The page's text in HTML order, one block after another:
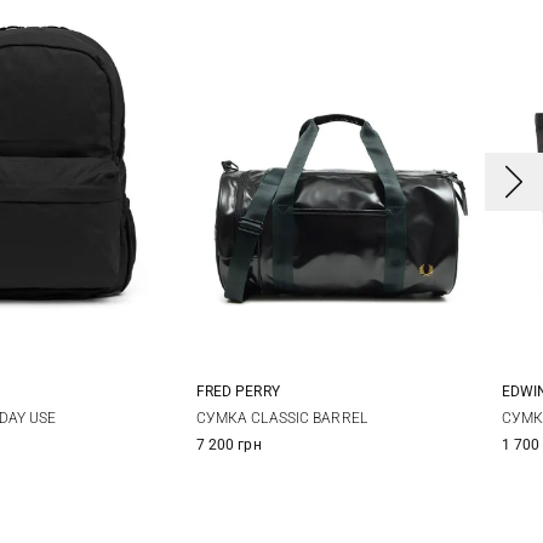
One Size
USE
One Size
FRED PERRY
СУМКА CLASSIC BARREL
7 200 грн
1 700